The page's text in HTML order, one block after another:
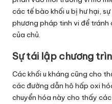
các tế bào khối u bị hư hại,
phương pháp tinh vi để tránh
của chủ.
Sự tái lập chương
Các khối u kháng cũng cho
các đường dẫn hô hấp oxi
chuyển hóa này cho thấy